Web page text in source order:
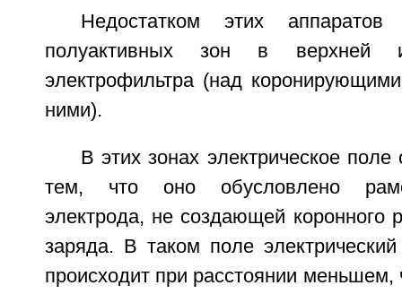
Недостатком этих аппаратов
полуактивных зон в верхней
электрофильтра (над
ними).
В этих зонах электрическое
тем, что оно обусловлено
электрода, не создающей коронного
заряда. В таком поле
происходит при расстоянии меньшем,